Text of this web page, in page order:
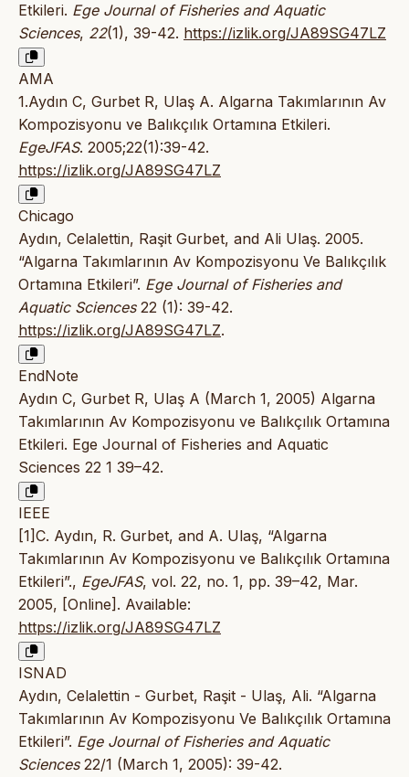
Etkileri. Ege Journal of Fisheries and Aquatic
Sciences, 22(1), 39-42. https://izlik.org/JA89SG47LZ
AMA
1.Aydın C, Gurbet R, Ulaş A. Algarna Takımlarının Av
Kompozisyonu ve Balıkçılık Ortamına Etkileri.
EgeJFAS. 2005;22(1):39-42.
https://izlik.org/JA89SG47LZ
Chicago
Aydın, Celalettin, Raşit Gurbet, and Ali Ulaş. 2005.
“Algarna Takımlarının Av Kompozisyonu Ve Balıkçılık
Ortamına Etkileri”. Ege Journal of Fisheries and
Aquatic Sciences22 (1): 39-42.
https://izlik.org/JA89SG47LZ.
EndNote
Aydın C, Gurbet R, Ulaş A (March 1, 2005) Algarna
Takımlarının Av Kompozisyonu ve Balıkçılık Ortamına
Etkileri. Ege Journal of Fisheries and Aquatic
Sciences 22 1 39–42.
IEEE
[1]C. Aydın, R. Gurbet, and A. Ulaş, “Algarna
Takımlarının Av Kompozisyonu ve Balıkçılık Ortamına
Etkileri”., EgeJFAS, vol. 22, no. 1, pp. 39–42, Mar.
2005, [Online]. Available:
https://izlik.org/JA89SG47LZ
ISNAD
Aydın, Celalettin - Gurbet, Raşit - Ulaş, Ali. “Algarna
Takımlarının Av Kompozisyonu Ve Balıkçılık Ortamına
Etkileri”. Ege Journal of Fisheries and Aquatic
Sciences22/1 (March 1, 2005): 39-42.